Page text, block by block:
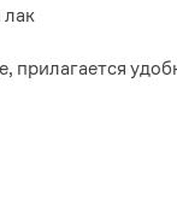
лак
прилагается